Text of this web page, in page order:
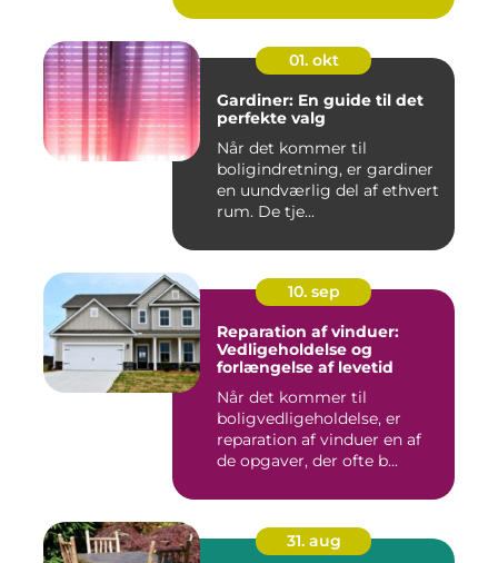
01. okt
Gardiner: En guide til det
perfekte valg
Når det kommer til
boligindretning, er gardiner
en uundværlig del af ethvert
rum. De tje...
10. sep
Reparation af vinduer:
Vedligeholdelse og
forlængelse af levetid
Når det kommer til
boligvedligeholdelse, er
reparation af vinduer en af
de opgaver, der ofte b...
31. aug